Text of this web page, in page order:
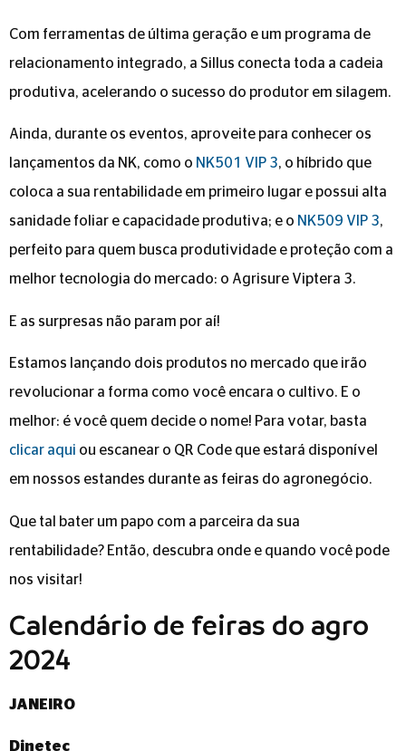
Com ferramentas de última geração e um programa de
relacionamento integrado, a Sillus conecta toda a cadeia
produtiva, acelerando o sucesso do produtor em silagem.
Ainda, durante os eventos, aproveite para conhecer os
lançamentos da NK, como o NK501 VIP 3, o híbrido que
coloca a sua rentabilidade em primeiro lugar e possui alta
sanidade foliar e capacidade produtiva; e o NK509 VIP 3,
perfeito para quem busca produtividade e proteção com a
melhor tecnologia do mercado: o Agrisure Viptera 3.
E as surpresas não param por aí!
Estamos lançando dois produtos no mercado que irão
revolucionar a forma como você encara o cultivo. E o
melhor: é você quem decide o nome! Para votar, basta
clicar aqui ou escanear o QR Code que estará disponível
em nossos estandes durante as feiras do agronegócio.
Que tal bater um papo com a parceira da sua
rentabilidade? Então, descubra onde e quando você pode
nos visitar!
Calendário de feiras do agro
2024
JANEIRO
Dinetec